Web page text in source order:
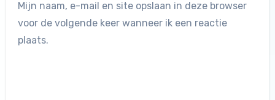
Mijn naam, e-mail en site opslaan in deze browser
voor de volgende keer wanneer ik een reactie
plaats.